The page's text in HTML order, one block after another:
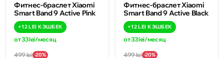
Фитнес-браслет Xiaomi
Smart Band 9 Active Pink
+12 LEI КЭШБЕК
от 33 lei/месяц
499 lei -20%
Фитнес-браслет Xiaomi
Smart Band 9 Active Black
+12 LEI КЭШБЕК
от 33 lei/месяц
499 lei -20%